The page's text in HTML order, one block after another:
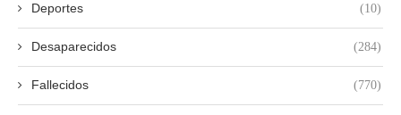
Deportes (10)
Desaparecidos (284)
Fallecidos (770)